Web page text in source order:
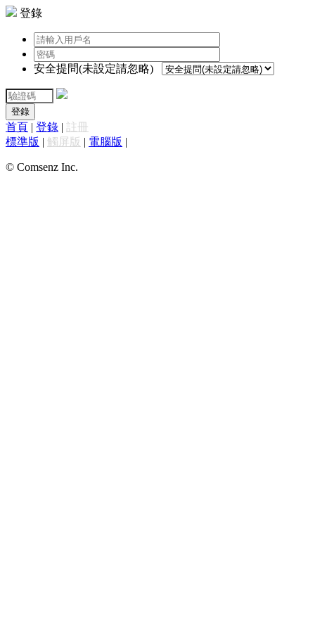
登錄
安全提問(未設定請忽略)
登錄
首頁 | 登錄 | 註冊
標準版 | 觸屏版 | 電腦版 |
© Comsenz Inc.